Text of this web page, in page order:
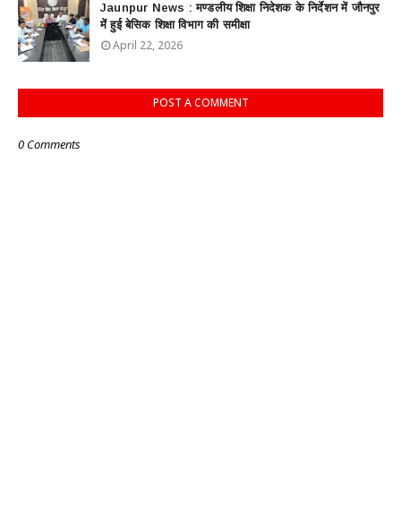
Jaunpur News : ​मण्डलीय शिक्षा निदेशक के निर्देशन में जौनपुर
में हुई बेसिक शिक्षा विभाग की समीक्षा
April 22, 2026
POST A COMMENT
0 Comments